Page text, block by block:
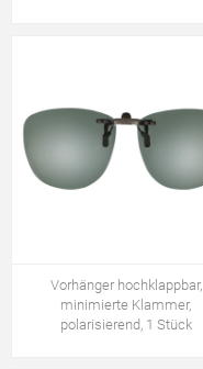
Vorhänger hochklappbar,
minimierte Klammer,
polarisierend, 1 Stück